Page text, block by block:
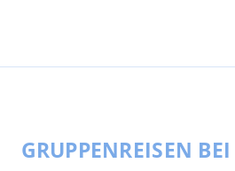
GRUPPENREISEN BEI